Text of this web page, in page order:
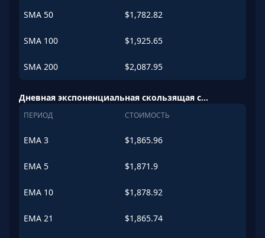
SMA 50 $1,782.82
SMA 100 $1,925.65
SMA 200 $2,087.95
Дневная экспоненциальная скользящая средняя (EMA)
ПЕРИОД СТОИМОСТЬ
EMA 3 $1,865.96
EMA 5 $1,871.9
EMA 10 $1,878.92
EMA 21 $1,865.74